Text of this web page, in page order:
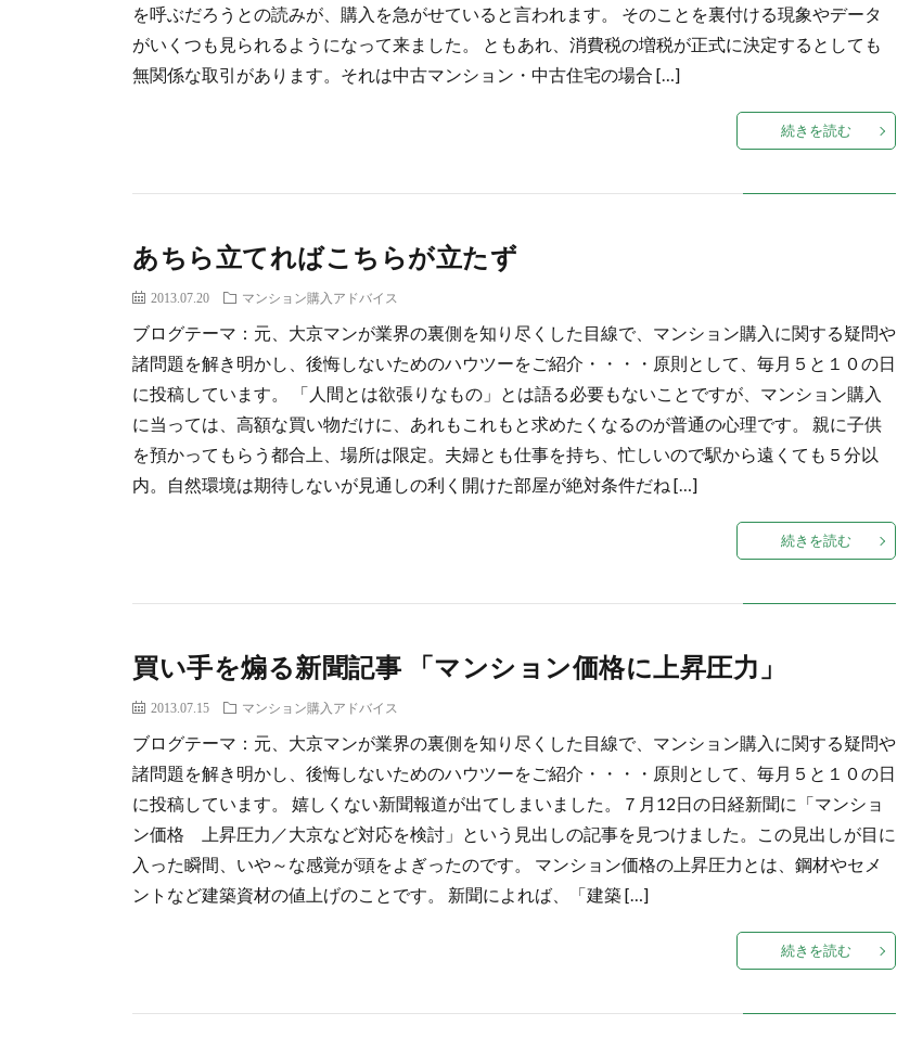
を呼ぶだろうとの読みが、購入を急がせていると言われます。 そのことを裏付ける現象やデータ
がいくつも見られるようになって来ました。 ともあれ、消費税の増税が正式に決定するとしても
無関係な取引があります。それは中古マンション・中古住宅の場合 […]
続きを読む
あちら立てればこちらが立たず
2013.07.20 マンション購入アドバイス
ブログテーマ：元、大京マンが業界の裏側を知り尽くした目線で、マンション購入に関する疑問や
諸問題を解き明かし、後悔しないためのハウツーをご紹介・・・・原則として、毎月５と１０の日
に投稿しています。 「人間とは欲張りなもの」とは語る必要もないことですが、マンション購入
に当っては、高額な買い物だけに、あれもこれもと求めたくなるのが普通の心理です。 親に子供
を預かってもらう都合上、場所は限定。夫婦とも仕事を持ち、忙しいので駅から遠くても５分以
内。自然環境は期待しないが見通しの利く開けた部屋が絶対条件だね […]
続きを読む
買い手を煽る新聞記事 「マンション価格に上昇圧力」
2013.07.15 マンション購入アドバイス
ブログテーマ：元、大京マンが業界の裏側を知り尽くした目線で、マンション購入に関する疑問や
諸問題を解き明かし、後悔しないためのハウツーをご紹介・・・・原則として、毎月５と１０の日
に投稿しています。 嬉しくない新聞報道が出てしまいました。７月12日の日経新聞に「マンショ
ン価格 上昇圧力／大京など対応を検討」という見出しの記事を見つけました。この見出しが目に
入った瞬間、いや～な感覚が頭をよぎったのです。 マンション価格の上昇圧力とは、鋼材やセメ
ントなど建築資材の値上げのことです。 新聞によれば、「建築 […]
続きを読む